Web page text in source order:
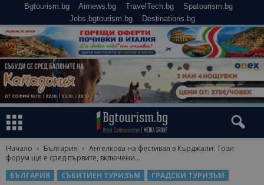
Bgtourism.bg Airnews.bg TravelTech.bg
Spatourism.bg
Jobs.bgtourism.bg
Destinations.bg
Начало България
Ангелкова на фестивал в Кърджали: Този
форум ще е сред първите, включени...
БЪЛГАРИЯ
СЪБИТИЕН ТУРИЗЪМ ГРАДСКИ ТУРИЗЪМ